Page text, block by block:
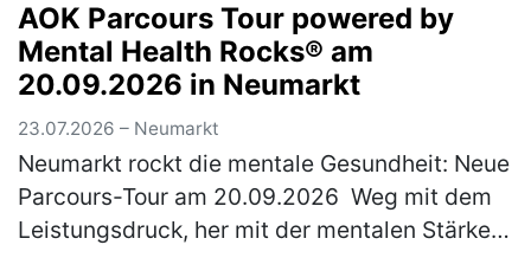
engagierten Team von 244 Läufer*innen so
star…(mehr)
AOK Parcours Tour powered by
Mental Health Rocks® am
20.09.2026 in Neumarkt
23.07.2026 – Neumarkt
Neumarkt rockt die mentale Gesundheit: Neue
Parcours-Tour am 20.09.2026 Weg mit dem
Leistungsdruck, her mit der mentalen Stärke: